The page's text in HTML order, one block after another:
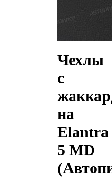
Чехлы
с
на
Elantra
5 MD